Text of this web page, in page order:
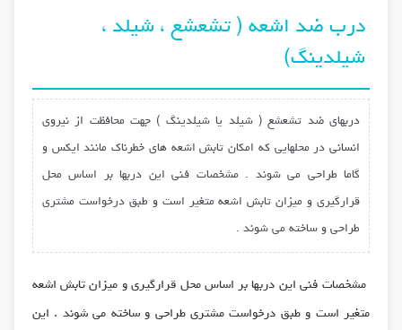
درب ضد اشعه ( تشعشع ، شیلد ،
شیلدینگ)
دربهای ضد تشعشع ( شیلد یا شیلدینگ ) جهت محافظت از نیروی
انسانی در محلهایی که امکان تابش اشعه های خطرناک مانند ایکس و
گاما طراحی می شوند . مشخصات فنی این دربها بر اساس محل
قرارگیری و میزان تابش اشعه متغیر است و طبق درخواست مشتری
طراحی و ساخته می شوند .
مشخصات فنی این دربها بر اساس محل قرارگیری و میزان تابش اشعه
متغیر است و طبق درخواست مشتری طراحی و ساخته می شوند . این